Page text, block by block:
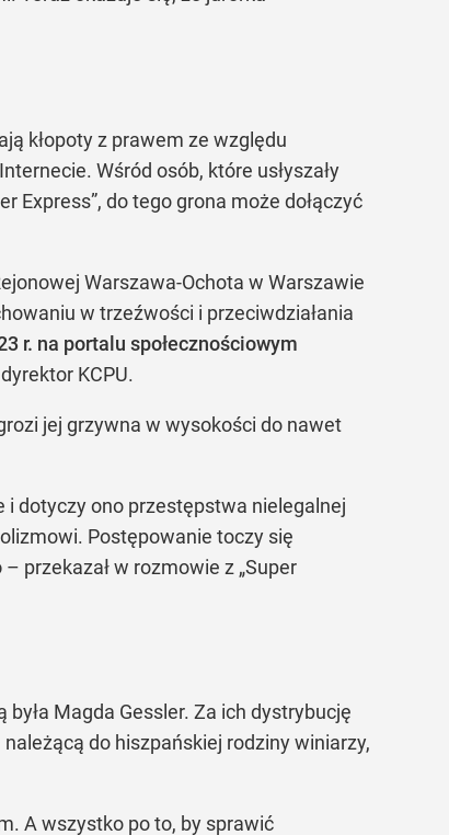
kłopoty z prawem ze względu
Wśród osób, które usłyszały
Express”, do tego grona może dołączyć
Warszawa-Ochota w Warszawie
w trzeźwości i przeciwdziałania
r. na portalu społecznościowym
KCPU.
jej grzywna w wysokości do nawet
dotyczy ono przestępstwa nielegalnej
Postępowanie toczy się
– przekazał w rozmowie z „Super
Magda Gessler. Za ich dystrybucję
do hiszpańskiej rodziny winiarzy,
A wszystko po to, by sprawić